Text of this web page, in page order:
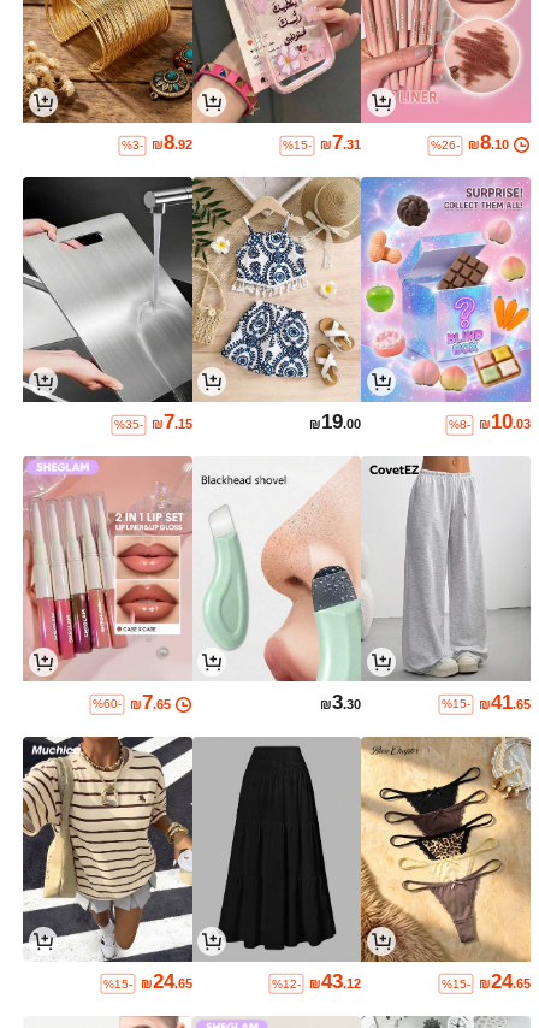
₪8.10
%26-
₪7.31
%15-
₪8.92
%3-
₪10.03
%8-
₪19.00
₪7.15
%35-
₪41.65
%15-
₪3.30
₪7.65
%60-
₪24.65
%15-
₪43.12
%12-
₪24.65
%15-